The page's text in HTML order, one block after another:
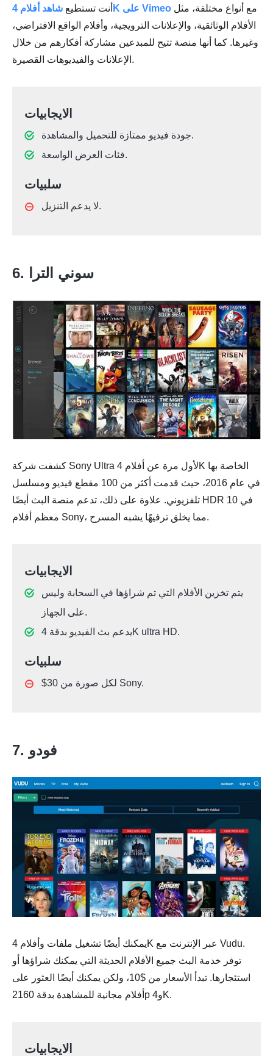
أنت تستطيع شاهد أفلام 4K على Vimeo
الأفلام الوثائقية، والإعلانات الترويجية، وأفلام الواقع الافتراضي،
وغيرها. كما أنها منصة تتيح للمبدعين مشاركة أفكارهم من خلال
الإعلانات والفيديوهات القصيرة.
الايجابيات
جودة فيديو ممتازة للتحميل والمشاهدة.
فئات العرض الواسعة.
سلبيات
لا يدعم التنزيل.
6. سوني الترا
كشفت شركة Sony Ultra لأول مرة عن أفلام 4K الخاصة بها
في عام 2016، حيث قدمت أكثر من 100 مقطع فيديو ومسلسل
تلفزيوني. علاوة على ذلك، تدعم منصة البث أيضًا HDR 10 في
معظم أفلام Sony، مما يخلق ترفيهًا يشبه المسرح.
الايجابيات
يتم تخزين الأفلام التي تم شراؤها في السحابة وليس
على الجهاز.
يدعم بث الفيديو بدقة 4K ultra HD.
سلبيات
$30 لكل صورة من Sony.
7. فودو
يمكنك أيضًا تشغيل ملفات وأفلام 4K عبر الإنترنت مع Vudu.
توفر خدمة البث جميع الأفلام الحديثة التي يمكنك شراؤها أو
استئجارها. تبدأ الأسعار من $10، ولكن يمكنك أيضًا العثور على
أفلام مجانية للمشاهدة بدقة 2160p و4K.
الايجابيات